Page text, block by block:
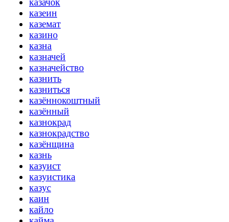
казеин
каземат
казино
казна
казначей
казначейство
казнить
казниться
казённокоштный
казённый
казнокрад
казнокрадство
казёнщина
казнь
казуист
казуистика
казус
каин
кайло